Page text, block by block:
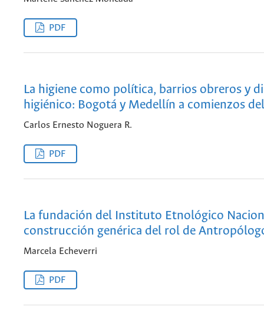
PDF
La higiene como política, barrios obreros y
higiénico: Bogotá y Medellín a comienzos
Carlos Ernesto Noguera R.
PDF
La fundación del Instituto Etnológico
construcción genérica del rol de
Marcela Echeverri
PDF